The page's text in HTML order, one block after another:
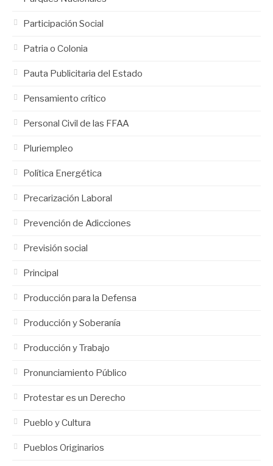
Participación Social
Patria o Colonia
Pauta Publicitaria del Estado
Pensamiento crítico
Personal Civil de las FFAA
Pluriempleo
Política Energética
Precarización Laboral
Prevención de Adicciones
Previsión social
Principal
Producción para la Defensa
Producción y Soberanía
Producción y Trabajo
Pronunciamiento Público
Protestar es un Derecho
Pueblo y Cultura
Pueblos Originarios